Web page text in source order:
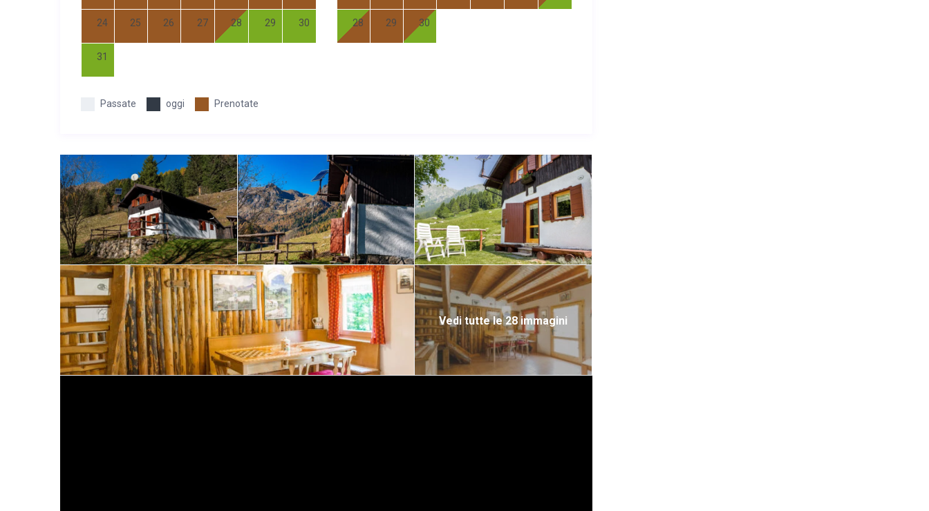
24 25 26 27 28 29 30
31
28 29 30
Passate oggi Prenotate
Vedi tutte le 28 immagini